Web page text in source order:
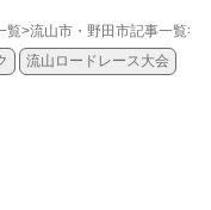
覧>流山市・野田市記事一覧>
流山ロードレース大会